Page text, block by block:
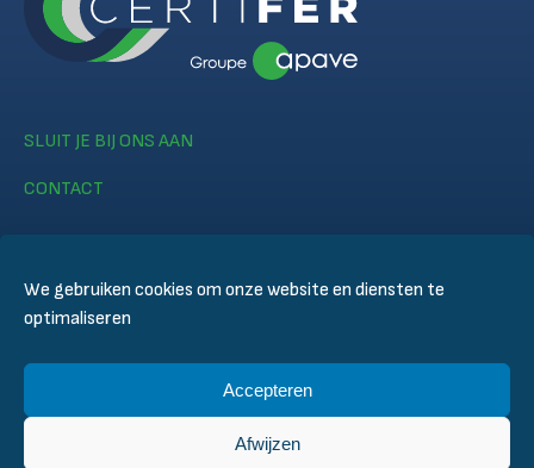
We gebruiken cookies om onze website en diensten te
optimaliseren
Accepteren
Afwijzen
SLUIT JE BIJ ONS AAN
CONTACT
© CERTIFER 2024
Beleid inzake gegevensbescherming